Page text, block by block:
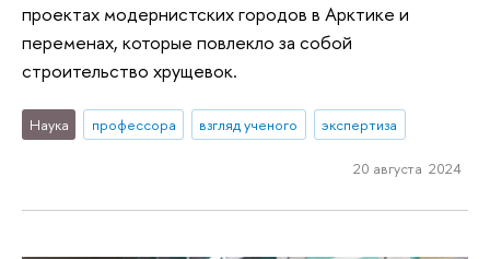
проектах модернистских городов в Арктике и
переменах, которые повлекло за собой
строительство хрущевок.
Наука профессора взгляд ученого экспертиза
20 августа 2024